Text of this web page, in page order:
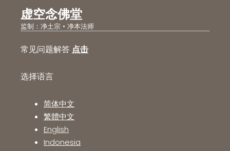
虚空念佛堂
监制：净土宗 • 净本法师
常见问题解答 点击
选择语言
简体中文
繁體中文
English
Indonesia